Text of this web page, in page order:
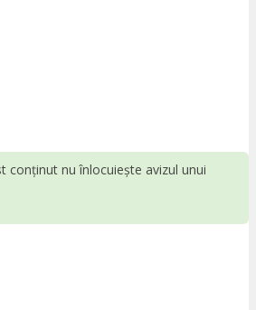
conținut nu înlocuiește avizul unui